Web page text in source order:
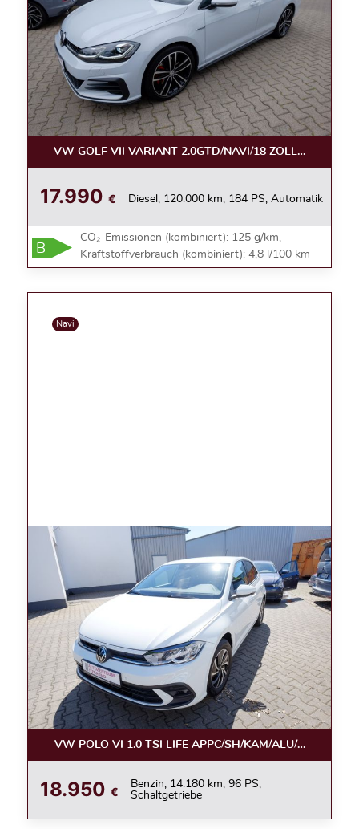
VW GOLF VII VARIANT 2.0GTD/NAVI/18 ZOLL/
17.990 € Diesel, 120.000 km, 184 PS, Automatik
B
CO₂-Emissionen (kombiniert): 125 g/km,
Kraftstoffverbrauch (kombiniert): 4,8 l/100 km
Navi
VW POLO VI 1.0 TSI LIFE APPC/SH/KAM/ALU/LED
18.950 €
Benzin, 14.180 km, 96 PS,
Schaltgetriebe